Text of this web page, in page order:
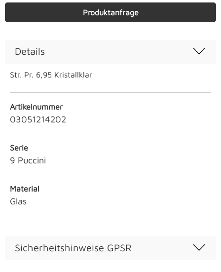
Produktanfrage
Details
Str. Pr. 6,95 Kristallklar
Artikelnummer
03051214202
Serie
9 Puccini
Material
Glas
Sicherheitshinweise GPSR